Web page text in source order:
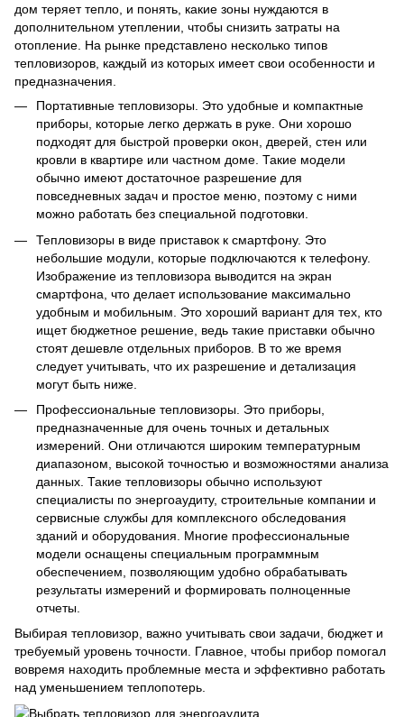
дом теряет тепло, и понять, какие зоны нуждаются в
дополнительном утеплении, чтобы снизить затраты на
отопление. На рынке представлено несколько типов
тепловизоров, каждый из которых имеет свои особенности и
предназначения.
Портативные тепловизоры. Это удобные и компактные
приборы, которые легко держать в руке. Они хорошо
подходят для быстрой проверки окон, дверей, стен или
кровли в квартире или частном доме. Такие модели
обычно имеют достаточное разрешение для
повседневных задач и простое меню, поэтому с ними
можно работать без специальной подготовки.
Тепловизоры в виде приставок к смартфону. Это
небольшие модули, которые подключаются к телефону.
Изображение из тепловизора выводится на экран
смартфона, что делает использование максимально
удобным и мобильным. Это хороший вариант для тех, кто
ищет бюджетное решение, ведь такие приставки обычно
стоят дешевле отдельных приборов. В то же время
следует учитывать, что их разрешение и детализация
могут быть ниже.
Профессиональные тепловизоры. Это приборы,
предназначенные для очень точных и детальных
измерений. Они отличаются широким температурным
диапазоном, высокой точностью и возможностями анализа
данных. Такие тепловизоры обычно используют
специалисты по энергоаудиту, строительные компании и
сервисные службы для комплексного обследования
зданий и оборудования. Многие профессиональные
модели оснащены специальным программным
обеспечением, позволяющим удобно обрабатывать
результаты измерений и формировать полноценные
отчеты.
Выбирая тепловизор, важно учитывать свои задачи, бюджет и
требуемый уровень точности. Главное, чтобы прибор помогал
вовремя находить проблемные места и эффективно работать
над уменьшением теплопотерь.